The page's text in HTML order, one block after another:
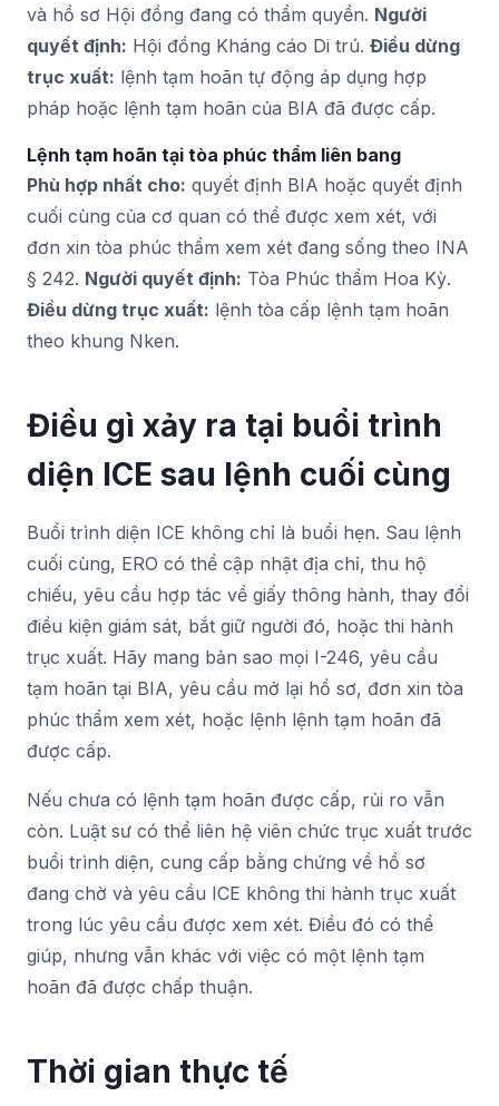
và hồ sơ Hội đồng đang có thẩm quyền. Người
quyết định: Hội đồng Kháng cáo Di trú. Điều dừng
trục xuất: lệnh tạm hoãn tự động áp dụng hợp
pháp hoặc lệnh tạm hoãn của BIA đã được cấp.
Lệnh tạm hoãn tại tòa phúc thẩm liên bang
Phù hợp nhất cho: quyết định BIA hoặc quyết định
cuối cùng của cơ quan có thể được xem xét, với
đơn xin tòa phúc thẩm xem xét đang sống theo INA
§ 242. Người quyết định: Tòa Phúc thẩm Hoa Kỳ.
Điều dừng trục xuất: lệnh tòa cấp lệnh tạm hoãn
theo khung Nken.
Điều gì xảy ra tại buổi trình
diện ICE sau lệnh cuối cùng
Buổi trình diện ICE không chỉ là buổi hẹn. Sau lệnh
cuối cùng, ERO có thể cập nhật địa chỉ, thu hộ
chiếu, yêu cầu hợp tác về giấy thông hành, thay đổi
điều kiện giám sát, bắt giữ người đó, hoặc thi hành
trục xuất. Hãy mang bản sao mọi I-246, yêu cầu
tạm hoãn tại BIA, yêu cầu mở lại hồ sơ, đơn xin tòa
phúc thẩm xem xét, hoặc lệnh lệnh tạm hoãn đã
được cấp.
Nếu chưa có lệnh tạm hoãn được cấp, rủi ro vẫn
còn. Luật sư có thể liên hệ viên chức trục xuất trước
buổi trình diện, cung cấp bằng chứng về hồ sơ
đang chờ và yêu cầu ICE không thi hành trục xuất
trong lúc yêu cầu được xem xét. Điều đó có thể
giúp, nhưng vẫn khác với việc có một lệnh tạm
hoãn đã được chấp thuận.
Thời gian thực tế